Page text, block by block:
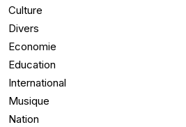
Culture
Divers
Economie
Education
International
Musique
Nation